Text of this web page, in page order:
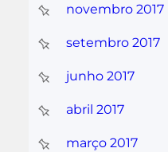
novembro 2017
setembro 2017
junho 2017
abril 2017
março 2017